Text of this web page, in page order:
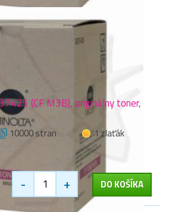
(CF M3B), originálny toner,
10000 stran
1 zlaťák
- + DO KOŠÍKA